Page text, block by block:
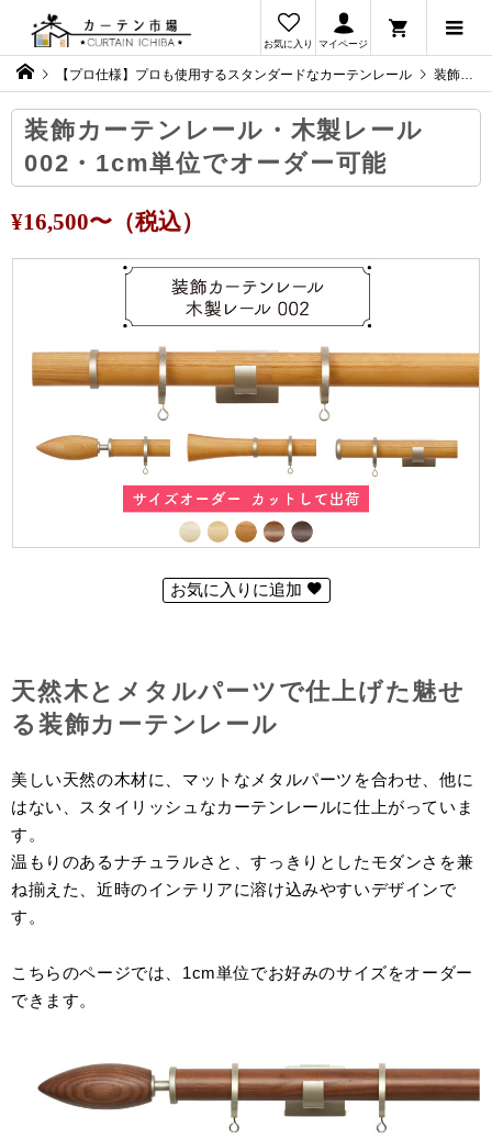
お気に入り マイページ
【プロ仕様】プロも使用するスタンダードなカーテンレール 装飾カーテンレール・木製レール 002・1cm単位でオーダー可能
装飾カーテンレール・木製レール
002・1cm単位でオーダー可能
¥16,500〜（税込）
お気に入りに追加
天然木とメタルパーツで仕上げた魅せ
る装飾カーテンレール
美しい天然の木材に、マットなメタルパーツを合わせ、他に
はない、スタイリッシュなカーテンレールに仕上がっていま
す。
温もりのあるナチュラルさと、すっきりとしたモダンさを兼
ね揃えた、近時のインテリアに溶け込みやすいデザインで
す。
こちらのページでは、1cm単位でお好みのサイズをオーダー
できます。